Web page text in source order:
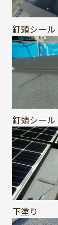
釘頭シール
釘頭シール
下塗り